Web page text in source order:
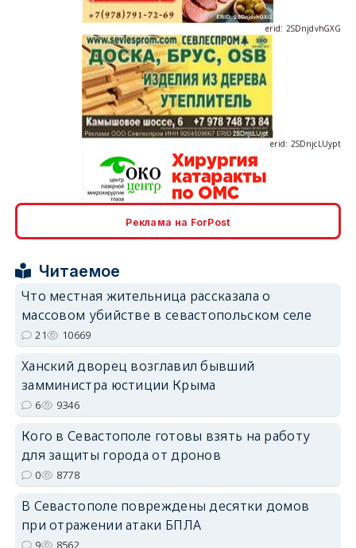
Реклама на ForPost
Читаемое
Что местная жительница рассказала о
массовом убийстве в севастопольском селе
21 10669
Ханский дворец возглавил бывший
замминистра юстиции Крыма
6 9346
Кого в Севастополе готовы взять на работу
для защиты города от дронов
0 8778
В Севастополе повреждены десятки домов
при отражении атаки БПЛА
9 8562